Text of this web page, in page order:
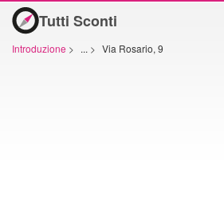
Tutti Sconti
Introduzione > ... > Via Rosario, 9